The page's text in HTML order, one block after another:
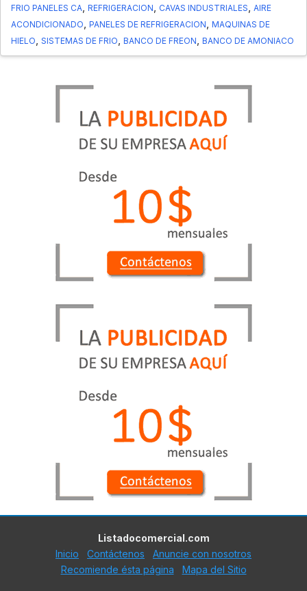
FRIO PANELES CA, REFRIGERACION, CAVAS INDUSTRIALES, AIRE
ACONDICIONADO, PANELES DE REFRIGERACION, MAQUINAS DE
HIELO, SISTEMAS DE FRIO, BANCO DE FREON, BANCO DE AMONIACO
Listadocomercial.com
Inicio
Contáctenos
Anuncie con nosotros
Recomiende ésta página
Mapa del Sitio